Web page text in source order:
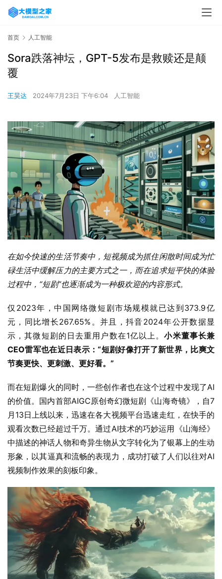
首页 人工智能
Sora跌落神坛，GPT-5发布是救赎还是颠
覆
王昊达 2024年7月23日 下午6:04 人工智能
在如今快速的生活节奏中，短视频成为抓住闲散时间成为忙
碌生活中缓解压力的主要方式之一，而在追求短平快的体验
过程中，“短剧”也逐渐成为一种极欢迎的内容形式。
仅2023年，中国网络微短剧市场规模就已达到373.9亿
元，同比增长267.65%。并且，抖音2024年公开数据显
示，其微短剧的日去重用户数在1亿以上。小米董事长兼
CEO雷军也在近日表示：“短剧好像打开了新世界，比爽文
节奏更快、更刺激、更好看。”
而在短剧爆火的同时，一些创作者也在这个过程中发现了AI
的价值。国内首部AIGC原创奇幻微短剧《山海奇镜》，自7
月13日上线以来，迅速在各大视频平台迅速走红，在快手的
观看次数已经超过千万。通过AI技术的巧妙运用《山海经》
中描述的神话人物和奇异生物从文字转化为了银幕上的生动
形象，以其逼真和流畅的表现力，成功打破了人们以往对AI
视频制作效果的刻板印象。